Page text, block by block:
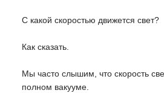
С какой скоростью движется свет?
Как сказать.
Мы часто слышим, что скорость
полном вакууме.